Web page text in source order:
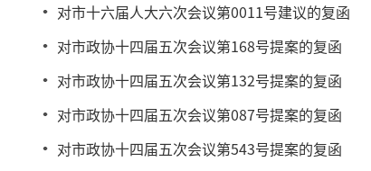
对市十六届人大六次会议第0011号建议的复函
对市政协十四届五次会议第168号提案的复函
对市政协十四届五次会议第132号提案的复函
对市政协十四届五次会议第087号提案的复函
对市政协十四届五次会议第543号提案的复函